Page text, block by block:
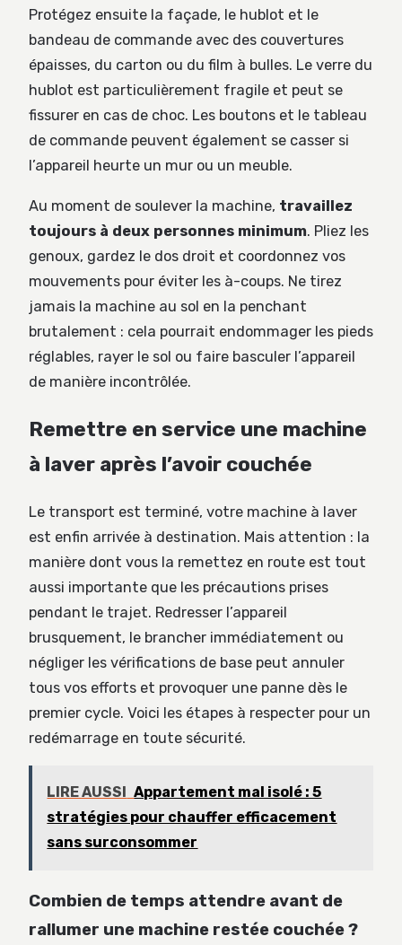
Protégez ensuite la façade, le hublot et le
bandeau de commande avec des couvertures
épaisses, du carton ou du film à bulles. Le verre du
hublot est particulièrement fragile et peut se
fissurer en cas de choc. Les boutons et le tableau
de commande peuvent également se casser si
l’appareil heurte un mur ou un meuble.
Au moment de soulever la machine, travaillez
toujours à deux personnes minimum. Pliez les
genoux, gardez le dos droit et coordonnez vos
mouvements pour éviter les à-coups. Ne tirez
jamais la machine au sol en la penchant
brutalement : cela pourrait endommager les pieds
réglables, rayer le sol ou faire basculer l’appareil
de manière incontrôlée.
Remettre en service une machine
à laver après l’avoir couchée
Le transport est terminé, votre machine à laver
est enfin arrivée à destination. Mais attention : la
manière dont vous la remettez en route est tout
aussi importante que les précautions prises
pendant le trajet. Redresser l’appareil
brusquement, le brancher immédiatement ou
négliger les vérifications de base peut annuler
tous vos efforts et provoquer une panne dès le
premier cycle. Voici les étapes à respecter pour un
redémarrage en toute sécurité.
LIRE AUSSI
Appartement mal isolé : 5
stratégies pour chauffer efficacement
sans surconsommer
Combien de temps attendre avant de
rallumer une machine restée couchée ?